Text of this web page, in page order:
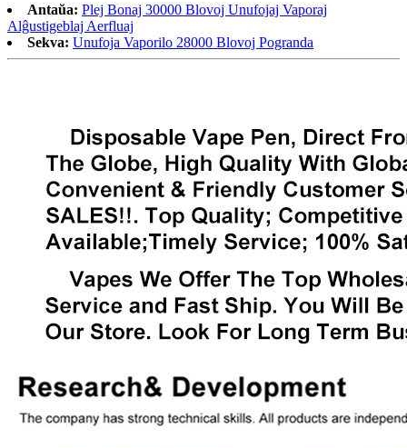
Antaŭa: Plej Bonaj 30000 Blovoj Unufojaj Vaporaj
Alĝustigeblaj Aerfluaj
Sekva: Unufoja Vaporilo 28000 Blovoj Pogranda